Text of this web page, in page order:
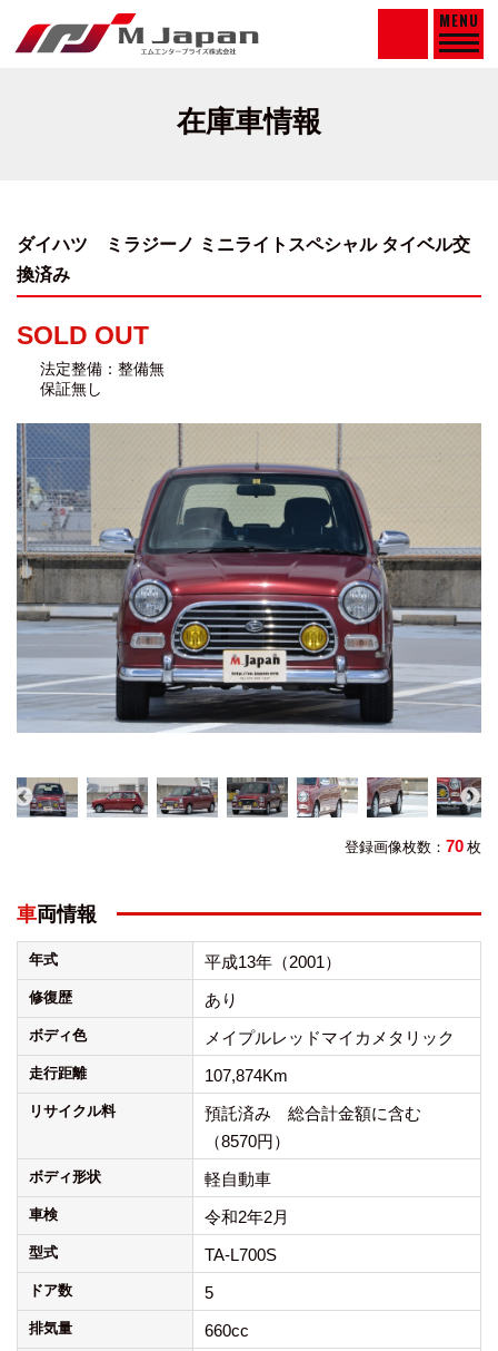
MENU
在庫車情報
ダイハツ ミラジーノ ミニライトスペシャルタイベル交
換済み
SOLD OUT
法定整備：整備無
保証無し
登録画像枚数： 70 枚
車両情報
年式 平成13年（2001）
修復歴 あり
ボディ色 メイプルレッドマイカメタリック
走行距離 107,874Km
リサイクル料
預託済み 総合計金額に含む
（8570円）
ボディ形状 軽自動車
車検 令和2年2月
型式 TA-L700S
ドア数 5
排気量 660cc